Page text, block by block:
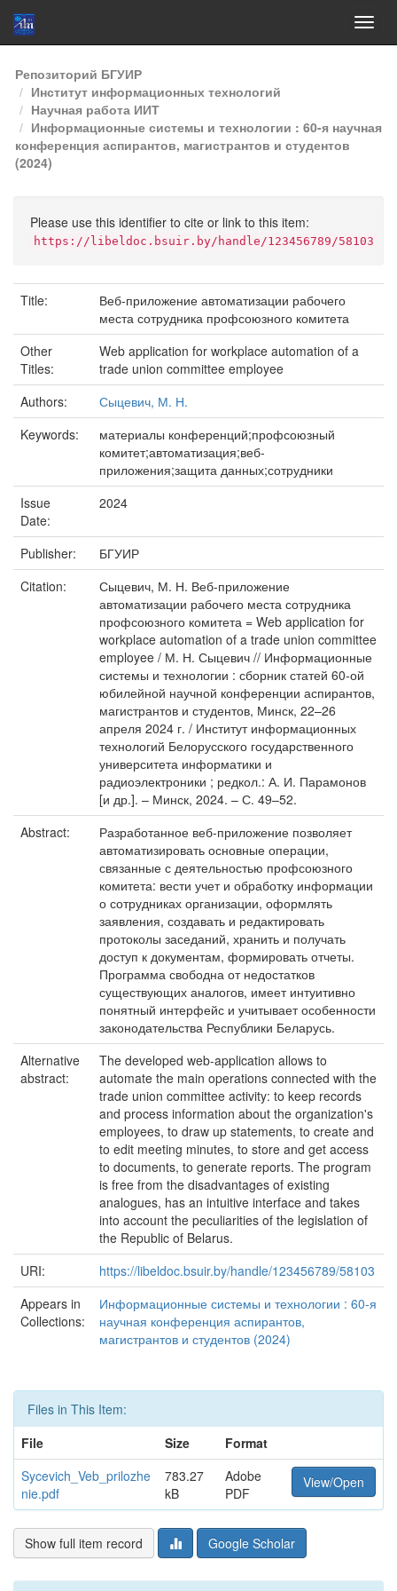
Skip
navigation
Репозиторий БГУИР
Институт информационных технологий
Научная работа ИИТ
Информационные системы и технологии : 60-я научная
конференция аспирантов, магистрантов и студентов
(2024)
Please use this identifier to cite or link to this item:
https://libeldoc.bsuir.by/handle/123456789/58103
Title:
Веб-приложение автоматизации рабочего
места сотрудника профсоюзного комитета
Other
Titles:
Web application for workplace automation of a
trade union committee employee
Authors:
Сыцевич, М. Н.
Keywords:
материалы конференций;профсоюзный
комитет;автоматизация;веб-
приложения;защита данных;сотрудники
Issue
Date:
2024
Publisher:
БГУИР
Citation:
Сыцевич, М. Н. Веб-приложение
автоматизации рабочего места сотрудника
профсоюзного комитета = Web application for
workplace automation of a trade union committee
employee / М. Н. Сыцевич // Информационные
системы и технологии : сборник статей 60-ой
юбилейной научной конференции аспирантов,
магистрантов и студентов, Минск, 22–26
апреля 2024 г. / Институт информационных
технологий Белорусского государственного
университета информатики и
радиоэлектроники ; редкол.: А. И. Парамонов
[и др.]. – Минск, 2024. – С. 49–52.
Abstract:
Разработанное веб-приложение позволяет
автоматизировать основные операции,
связанные с деятельностью профсоюзного
комитета: вести учет и обработку информации
о сотрудниках организации, оформлять
заявления, создавать и редактировать
протоколы заседаний, хранить и получать
доступ к документам, формировать отчеты.
Программа свободна от недостатков
существующих аналогов, имеет интуитивно
понятный интерфейс и учитывает особенности
законодательства Республики Беларусь.
Alternative
abstract:
The developed web-application allows to
automate the main operations connected with the
trade union committee activity: to keep records
and process information about the organization's
employees, to draw up statements, to create and
to edit meeting minutes, to store and get access
to documents, to generate reports. The program
is free from the disadvantages of existing
analogues, has an intuitive interface and takes
into account the peculiarities of the legislation of
the Republic of Belarus.
URI:
https://libeldoc.bsuir.by/handle/123456789/58103
Appears in
Collections:
Информационные системы и технологии : 60-я
научная конференция аспирантов,
магистрантов и студентов (2024)
Files in This Item:
File
Size
Format
Sycevich_Veb_prilozhe
nie.pdf
783.27
kB
Adobe
PDF
View/Open
Show full item record Google Scholar